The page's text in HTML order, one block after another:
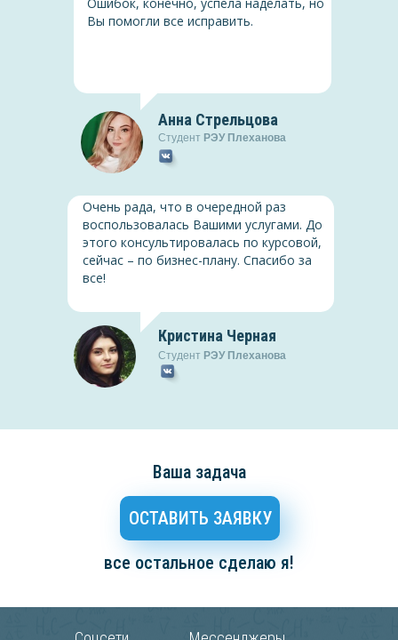
Скачать(PDF, 1.2 Мб)
интересов младших
школьников
Гражданское право
Скачать(PDF, 1.2 Мб)
Курсовая, РЭУ Плеханова,
Исковая давность в
гражданском праве
Анна Стрельцова
Вы помогли все исправить.
Студент РЭУ Плеханова
Кристина Черная
Очень рада, что в очередной раз
воспользовалась Вашими услугами. До
этого консультировалась по курсовой,
сейчас – по бизнес-плану. Спасибо за
все!
Студент РЭУ Плеханова
Ваша задача
все остальное сделаю я!
ОСТАВИТЬ ЗАЯВКУ